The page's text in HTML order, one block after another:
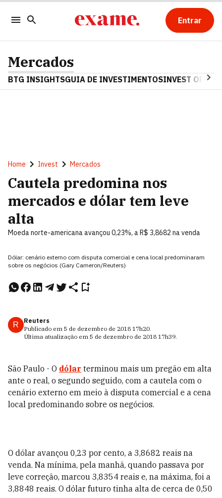
Entrar
Mercados
BTG INSIGHTSGUIA DE INVESTIMENTOSINVEST OPINA
Home Invest Mercados
Cautela predomina nos
mercados e dólar tem leve
alta
Moeda norte-americana avançou 0,23%, a R$ 3,8682 na venda
Dólar: cenário externo com disputa comercial e cena local predominaram
sobre os negócios (Gary Cameron/Reuters)
R
Reuters
Publicado em 5 de dezembro de 2018 17h20.
Última atualização em 5 de dezembro de 2018 17h39.
São Paulo - O dólar terminou mais um pregão em alta
ante o real, o segundo seguido, com a cautela com o
cenário externo em meio à disputa comercial e a cena
local predominando sobre os negócios.
O dólar avançou 0,23 por cento, a 3,8682 reais na
venda. Na mínima, pela manhã, quando passava por
leve correção, marcou 3,8354 reais e, na máxima, foi a
3,8848 reais. O dólar futuro tinha alta de cerca de 0,50